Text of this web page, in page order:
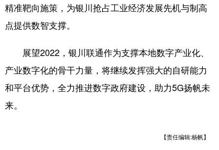
精准靶向施策，为银川抢占工业经济发展先机与制高
点提供数智支撑。
展望2022，银川联通作为支撑本地数字产业化、
产业数字化的骨干力量，将继续发挥强大的自研能力
和平台优势，全力推进数字政府建设，助力5G扬帆未
来。
【责任编辑:杨帆】